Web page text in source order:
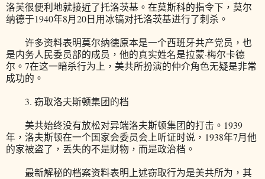
洛芙很便利地就接近了托洛茨基。在莫斯科的指令下，莫尔
纳德于1940年8月20日用冰镐对托洛茨基进行了刺杀。
许多资料表明莫尔纳德原本是一个西班牙共产党员，也
是内务人民委员部的成员，他的真实姓名是拉蒙·梅尔卡德
尔。7在这一暗杀行为上，美共所扮演的仲介角色无疑是非常
成功的。
3. 窃取洛夫斯顿集团的档
美共始终没有放松对异端洛夫斯顿集团的打击。1939
年，洛夫斯顿在一个国家会委员会上听证时说，1938年7月他
的家被盗了，丢失的不是财物，而是政治档。
最新解秘的档案资料表明上述窃取行为是美共所为，其